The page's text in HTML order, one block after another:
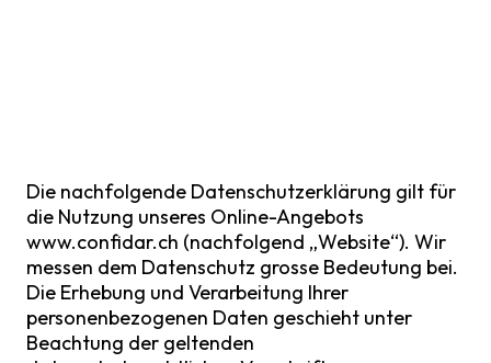
Die nachfolgende Datenschutzerklärung gilt für
die Nutzung unseres Online-Angebots
www.confidar.ch (nachfolgend „Website“). Wir
messen dem Datenschutz grosse Bedeutung bei.
Die Erhebung und Verarbeitung Ihrer
personenbezogenen Daten geschieht unter
Beachtung der geltenden